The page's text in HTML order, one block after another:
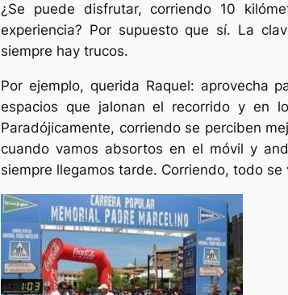
¿Se puede disfrutar, corriendo 10
experiencia? Por supuesto que sí. La
siempre hay trucos.
Por ejemplo, querida Raquel: aprovecha
espacios que jalonan el recorrido y en
Paradójicamente, corriendo se perciben
cuando vamos absortos en el móvil y
siempre llegamos tarde. Corriendo, todo